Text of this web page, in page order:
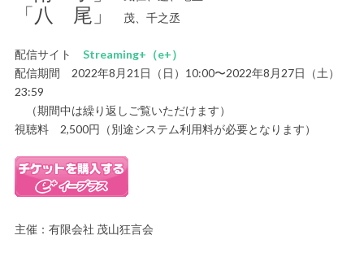
「八 尾」 茂、千之丞
配信サイト Streaming+（e+）
配信期間 2022年8月21日（日）10:00〜2022年8月27日（土）
23:59
（期間中は繰り返しご覧いただけます）
視聴料 2,500円（別途システム利用料が必要となります）
主催：有限会社 茂山狂言会